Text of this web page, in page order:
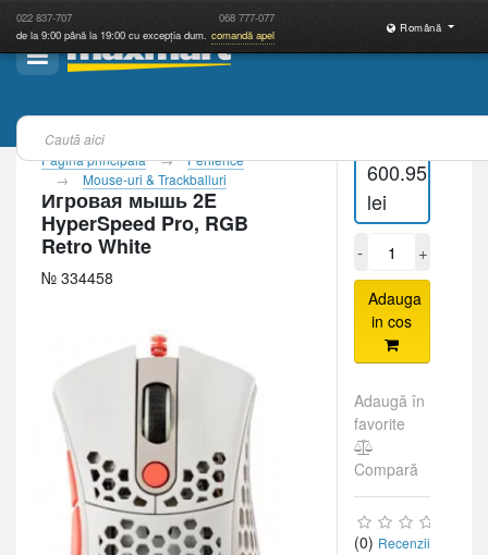
022 837-707 068 777-077
de la 9:00 până la 19:00 cu excepția dum. comandă apel
Română
Pagina principală
Periferice
Mouse-uri & Trackballuri
Игровая мышь 2E
HyperSpeed Pro, RGB
Retro White
№ 334458
600.95
lei
- +
Adauga
in cos
Adaugă în
favorite
Compară
(0) Recenzii